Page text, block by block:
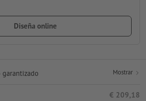
Diseña online
garantizado Mostrar
€ 209,18